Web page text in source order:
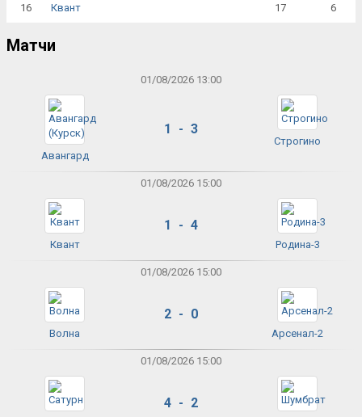
16 Квант 17 6
Матчи
01/08/2026 13:00
Авангард
1 - 3
Строгино
01/08/2026 15:00
Квант
1 - 4
Родина-3
01/08/2026 15:00
Волна
2 - 0
Арсенал-2
01/08/2026 15:00
4 - 2